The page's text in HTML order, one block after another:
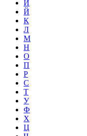
И
Й
К
Л
М
Н
О
П
Р
С
Т
У
Ф
Х
Ц